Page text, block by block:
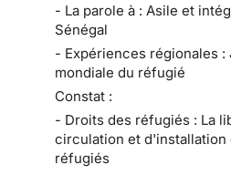
- La parole à : Asile et
Sénégal
- Expériences régionales :
mondiale du réfugié
Constat :
- Droits des réfugiés : La
circulation et d'installation
réfugiés